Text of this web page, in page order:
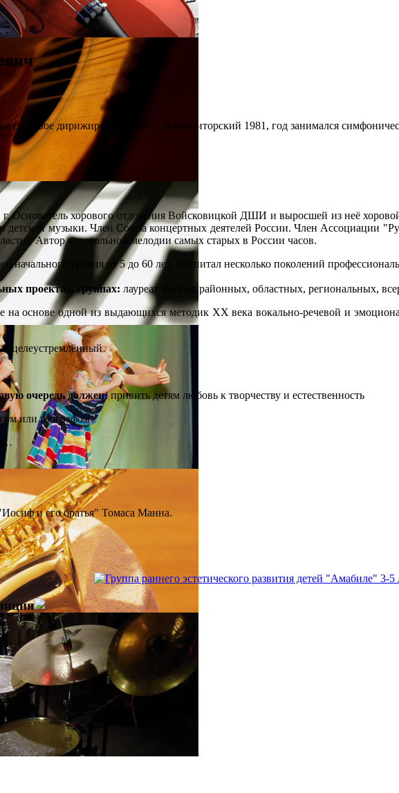
(хоровое дирижирование 1978, композиторский 1981, год занимался
Основатель хорового отделения Войсковицкой ДШИ и выросшей из неё
музыки. Член Союза концертных деятелей России. Член Ассоциации
Автор колокольной мелодии самых старых в России часов.
начального уровня от 5 до 60 лет. Воспитал несколько поколений
проектах, группах: лауреат многих районных, областных, региональных,
на основе одной из выдающихся методик XX века вокально-речевой и
целеустремлённый
очередь должен:привить детям любовь к творчеству и естественность
или географом
и его братья" Томаса Манна.